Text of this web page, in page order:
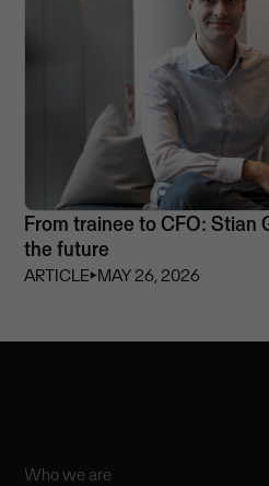
From trainee to CFO: Stian
the future
ARTICLE⏵MAY 26, 2026
Who we are